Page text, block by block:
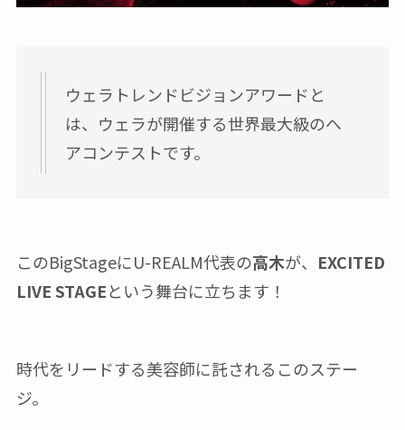
ウェラトレンドビジョンアワードと
は、ウェラが開催する世界最大級のヘ
アコンテストです。
このBigStageにU-REALM代表の高木が、 EXCITED
LIVE STAGEという舞台に立ちます！
時代をリードする美容師に託されるこのステー
ジ。